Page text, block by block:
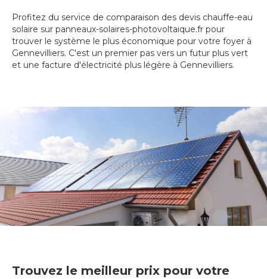
Profitez du service de comparaison des devis chauffe-eau
solaire sur panneaux-solaires-photovoltaique.fr pour
trouver le système le plus économique pour votre foyer à
Gennevilliers. C'est un premier pas vers un futur plus vert
et une facture d'électricité plus légère à Gennevilliers.
Trouvez le meilleur prix pour votre